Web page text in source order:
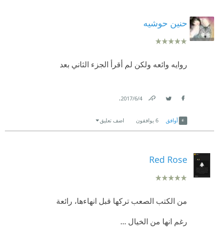
حنين حوشيه
روايه وائعه ولكن لم أقرأ الجزء الثاني بعد
4‏/6‏/2017
.
أوافق 6 يوافقون اضف تعليق
Red Rose
من الكتب الصعب تركها قبل انهاءها، رائعة
رغم انها من الخيال ...